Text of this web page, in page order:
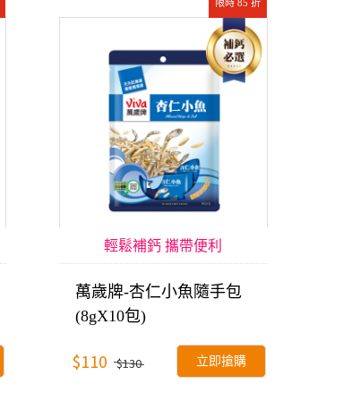
限時 85 折
輕鬆補鈣 攜帶便利
萬歲牌-杏仁小魚隨手包
(8gX10包)
$110 $130 立即搶購